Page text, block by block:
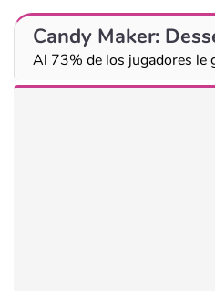
Candy Maker:
Al 73% de los jugadores le